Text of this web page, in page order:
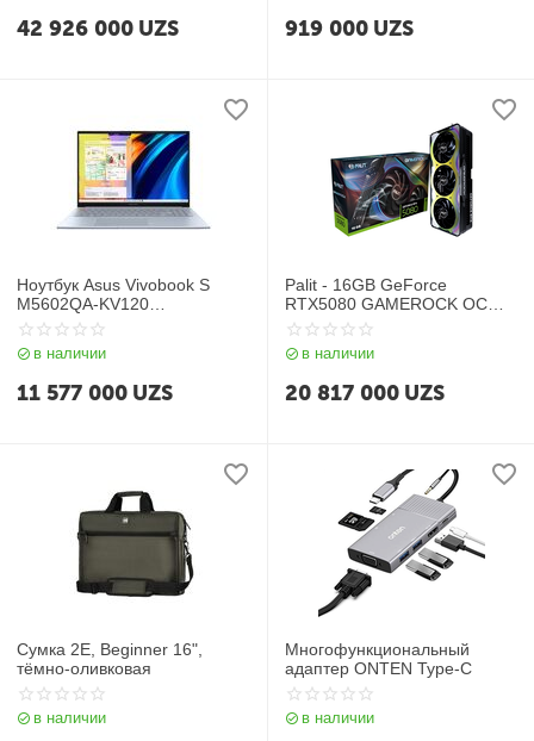
42 926 000 UZS 919 000 UZS
Ноутбук Asus Vivobook S
M5602QA-KV120
(90NB0XW3-M004P0) / R5
5600H / 16GB / SSD 512GB /
16", серый
в наличии
11 577 000 UZS
Palit - 16GB GeForce
RTX5080 GAMEROCK OC
GDDR7 256bit 3-DP HDMI
в наличии
20 817 000 UZS
Сумка 2E, Beginner 16",
тёмно-оливковая
в наличии
Многофункциональный
адаптер ONTEN Type-C
в наличии